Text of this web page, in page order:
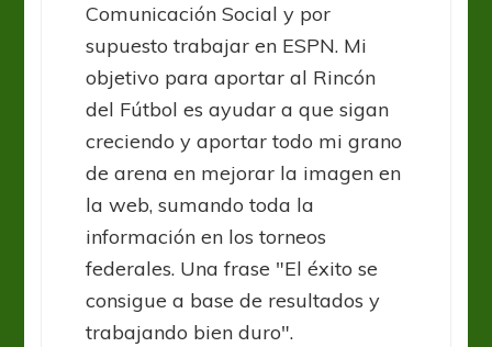
Comunicación Social y por
supuesto trabajar en ESPN. Mi
objetivo para aportar al Rincón
del Fútbol es ayudar a que sigan
creciendo y aportar todo mi grano
de arena en mejorar la imagen en
la web, sumando toda la
información en los torneos
federales. Una frase "El éxito se
consigue a base de resultados y
trabajando bien duro".